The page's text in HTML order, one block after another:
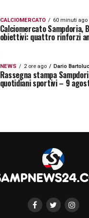
CALCIOMERCATO 60 minuti ago
Calciomercato Sampdoria,
obiettivi: quattro rinforzi
NEWS 2 ore ago Dario
Rassegna stampa
quotidiani sportivi – 9